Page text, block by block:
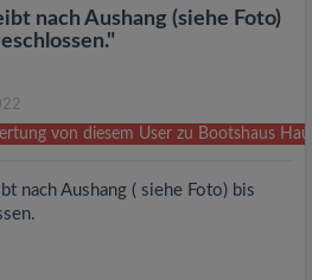
nach Aushang (siehe Foto)
von diesem User zu Bootshaus
nach Aushang ( siehe Foto) bis